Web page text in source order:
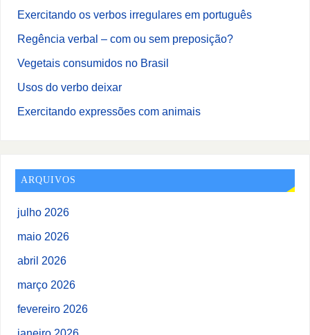
Exercitando os verbos irregulares em português
Regência verbal – com ou sem preposição?
Vegetais consumidos no Brasil
Usos do verbo deixar
Exercitando expressões com animais
ARQUIVOS
julho 2026
maio 2026
abril 2026
março 2026
fevereiro 2026